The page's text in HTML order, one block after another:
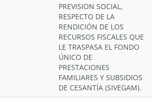
PREVISION SOCIAL,
RESPECTO DE LA
RENDICIÓN DE LOS
RECURSOS FISCALES QUE
LE TRASPASA EL FONDO
ÚNICO DE
PRESTACIONES
FAMILIARES Y SUBSIDIOS
DE CESANTÍA (SIVEGAM).